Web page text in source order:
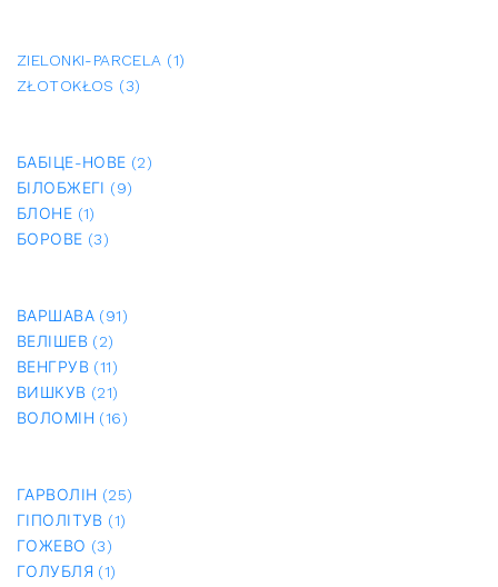
ZIELONKI-PARCELA (1)
ZŁOTOKŁOS (3)
БАБІЦЕ-НОВЕ (2)
БІЛОБЖЕГІ (9)
БЛОНЕ (1)
БОРОВЕ (3)
ВАРШАВА (91)
ВЕЛІШЕВ (2)
ВЕНГРУВ (11)
ВИШКУВ (21)
ВОЛОМІН (16)
ГАРВОЛІН (25)
ГІПОЛІТУВ (1)
ГОЖЕВО (3)
ГОЛУБЛЯ (1)